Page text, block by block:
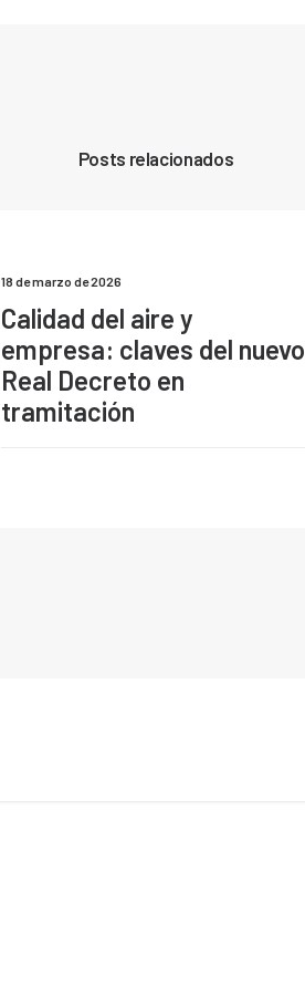
Posts relacionados
18 de marzo de 2026
Calidad del aire y
empresa: claves del nuevo
Real Decreto en
tramitación